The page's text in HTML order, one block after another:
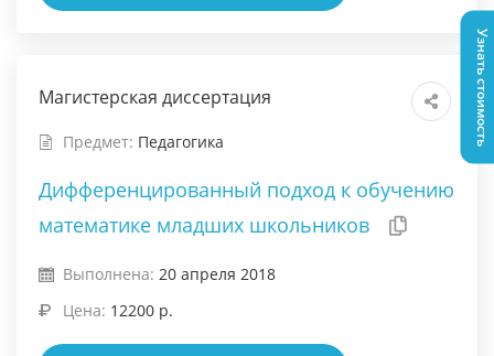
Магистерская диссертация
Предмет: Педагогика
Дифференцированный подход к обучению
математике младших школьников
Выполнена: 20 апреля 2018
Цена: 12200 р.
Узнать стоимость